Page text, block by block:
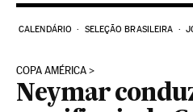
CALENDÁRIO SELEÇÃO BRASILEIRA
COPA AMÉRICA
Neymar